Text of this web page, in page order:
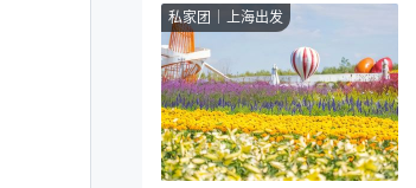
私家团 上海出发